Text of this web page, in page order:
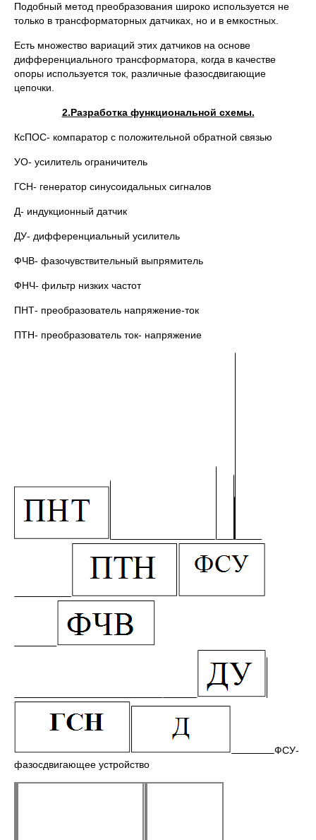
Подобный метод преобразования широко используется не
только в трансформаторных датчиках, но и в емкостных.
Есть множество вариаций этих датчиков на основе
дифференциального трансформатора, когда в качестве
опоры используется ток, различные фазосдвигающие
цепочки.
2.Разработка функциональной схемы.
КсПОС- компаратор с положительной обратной связью
УО- усилитель ограничитель
ГСН- генератор синусоидальных сигналов
Д- индукционный датчик
ДУ- дифференциальный усилитель
ФЧВ- фазочувствительный выпрямитель
ФНЧ- фильтр низких частот
ПНТ- преобразователь напряжение-ток
ПТН- преобразователь ток- напряжение
ФСУ-
фазосдвигающее устройство